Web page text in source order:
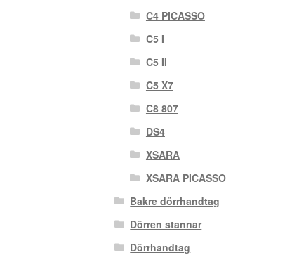
C4 PICASSO
C5 I
C5 II
C5 X7
C8 807
DS4
XSARA
XSARA PICASSO
Bakre dörrhandtag
Dörren stannar
Dörrhandtag